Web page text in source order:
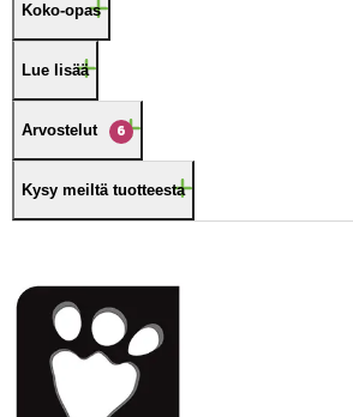
Koko-opas
Lue lisää
Arvostelut 6
Kysy meiltä tuotteesta